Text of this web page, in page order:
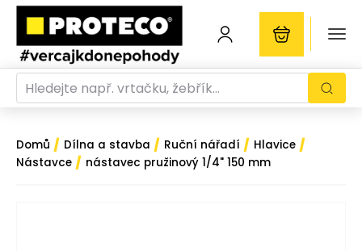
Domů / Dílna a stavba / Ruční nářadí / Hlavice /
Nástavce / nástavec pružinový 1/4" 150 mm